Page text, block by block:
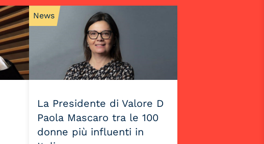
News
La Presidente di Valore D
Paola Mascaro tra le 100
donne più influenti in